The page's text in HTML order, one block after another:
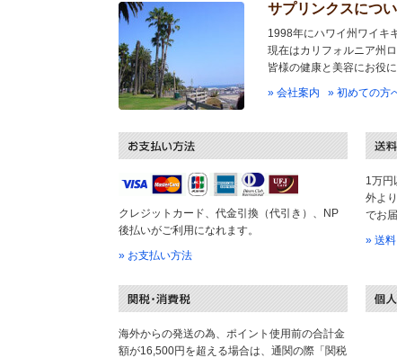
サプリンクスにつ
1998年にハワイ州ワイキ
現在はカリフォルニア州
皆様の健康と美容にお役
» 会社案内
» 初めての方
クレジットカード、代金引換（代引き）、NP
後払いがご利用になれます。
» お支払い方法
1万円
外よ
でお
» 送
海外からの発送の為、ポイント使用前の合計金
額が16,500円を超える場合は、通関の際「関税